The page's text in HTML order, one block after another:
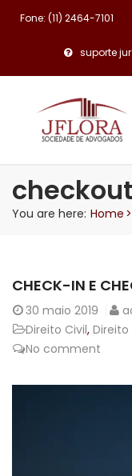
Fone: (11) 2464-7101
suporte
checkout
You are here: Home >
CHECK-IN E
30 maio 2019
Direito Civil,
No comment